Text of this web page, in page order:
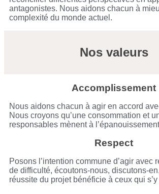
antagonistes. Nous aidons chacun à
complexité du monde actuel.
Nos valeurs
Accomplissement
Nous aidons chacun à agir en accord
Nous croyons qu’une consommation et
responsables mènent à
Respect
Posons l’intention commune d’agir avec
de difficulté, écoutons-nous, discutons-
réussite du projet bénéficie à ceux qui